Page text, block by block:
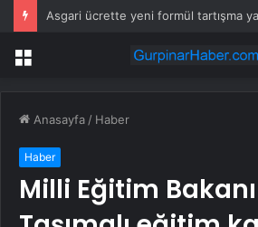
Menü
Anasayfa / Haber
Haber
Milli Eğitim